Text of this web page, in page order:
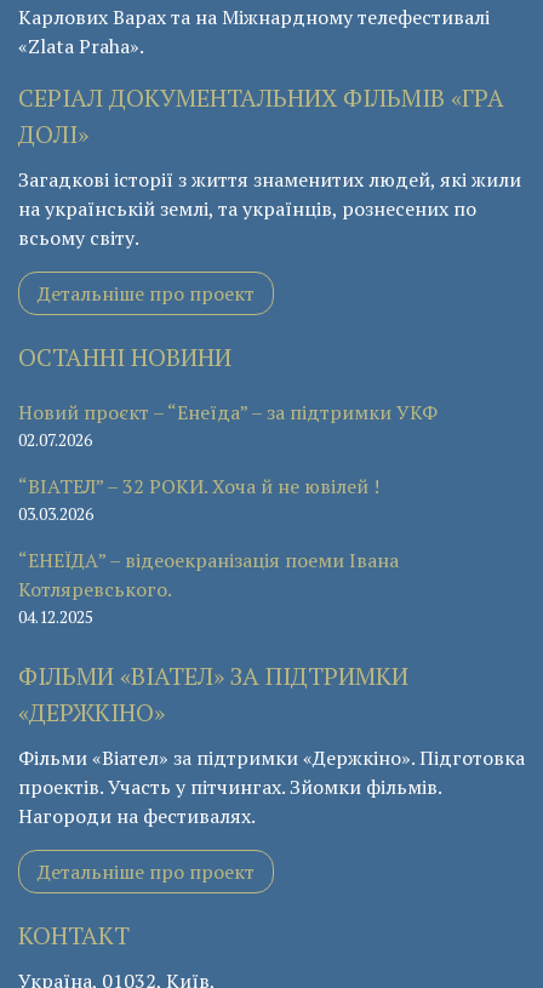
Карлових Варах та на Міжнардному телефестивалі
«Zlata Praha».
СЕРІАЛ ДОКУМЕНТАЛЬНИХ ФІЛЬМІВ «ГРА
ДОЛІ»
Загадкові історії з життя знаменитих людей, які жили
на українській землі, та українців, рознесених по
всьому світу.
Детальніше про проект
ОСТАННІ НОВИНИ
Новий проєкт – “Енеїда” – за підтримки УКФ
02.07.2026
“ВІАТЕЛ” – 32 РОКИ. Хоча й не ювілей !
03.03.2026
“ЕНЕЇДА” – відеоекранізація поеми Івана
Котляревського.
04.12.2025
ФІЛЬМИ «ВІАТЕЛ» ЗА ПІДТРИМКИ
«ДЕРЖКІНО»
Фільми «Віател» за підтримки «Держкіно». Підготовка
проектів. Участь у пітчингах. Зйомки фільмів.
Нагороди на фестивалях.
Детальніше про проект
КОНТАКТ
Україна, 01032, Київ,